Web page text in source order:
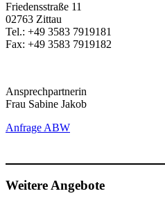
Friedensstraße 11
02763 Zittau
Tel.: +49 3583 7919181
Fax: +49 3583 7919182
Ansprechpartnerin
Frau Sabine Jakob
Anfrage ABW
Weitere Angebote